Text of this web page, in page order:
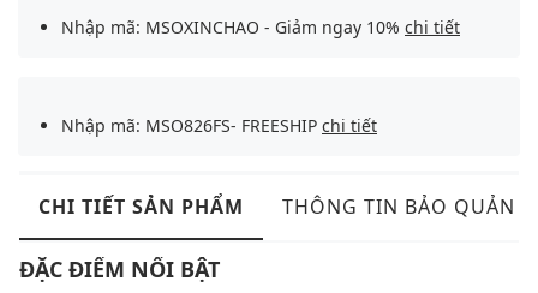
Nhập mã: MSOXINCHAO - Giảm ngay 10% chi tiết
Nhập mã: MSO826FS- FREESHIP chi tiết
CHI TIẾT SẢN PHẨM THÔNG TIN BẢO QUẢN
ĐẶC ĐIỂM NỔI BẬT